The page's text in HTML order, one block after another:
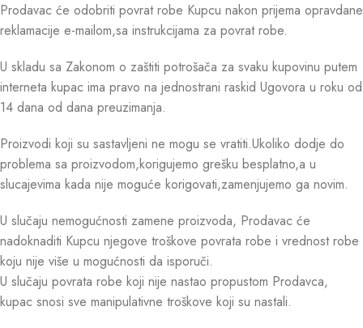
Prodavac će odobriti povrat robe Kupcu nakon prijema opravdane
reklamacije e-mailom,sa instrukcijama za povrat robe.
U skladu sa Zakonom o zaštiti potrošača za svaku kupovinu putem
interneta kupac ima pravo na jednostrani raskid Ugovora u roku od
14 dana od dana preuzimanja.
Proizvodi koji su sastavljeni ne mogu se vratiti.Ukoliko dodje do
problema sa proizvodom,korigujemo grešku besplatno,a u
slucajevima kada nije moguće korigovati,zamenjujemo ga novim.
U slučaju nemogućnosti zamene proizvoda, Prodavac će
nadoknaditi Kupcu njegove troškove povrata robe i vrednost robe
koju nije više u mogućnosti da isporuči.
U slučaju povrata robe koji nije nastao propustom Prodavca,
kupac snosi sve manipulativne troškove koji su nastali.